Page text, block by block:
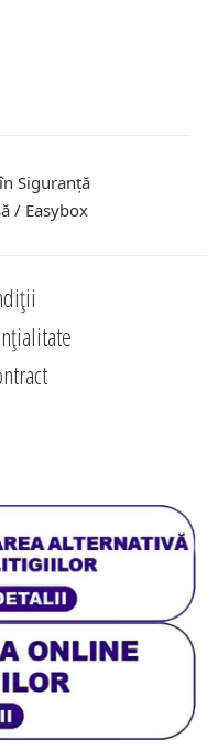
Siguranță
/ Easybox